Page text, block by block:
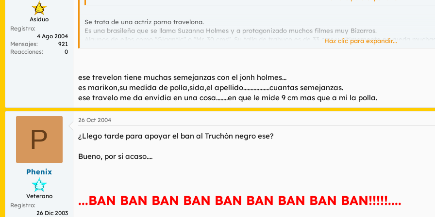
Asiduo
Registro
4 Ago 2004
Mensajes
921
Reacciones
0
Se trata de una actriz porno travelona.
Es una brasileña que se llama Suzanna Holmes y a protagonizado muchos filmes muy Bizarros.
Algunos de ellos como "Gigantic" o "Mr. 30 cms". Su talla de trabuco es de 33 cms y ultimamente no rueda
Haz clic para expandir...
ese trevelon tiene muchas semejanzas con el jonh holmes...
es marikon,su medida de polla,sida,el apellido..................cuantas semejanzas.
ese travelo me da envidia en una cosa........en que le mide 9 cm mas que a mi la polla.
P
Phenix
Veterano
Registro
26 Dic 2003
26 Oct 2004
¿Llego tarde para apoyar el ban al Truchón negro ese?
Bueno, por si acaso....
...BAN BAN BAN BAN BAN BAN BAN BAN BAN!!!!!....